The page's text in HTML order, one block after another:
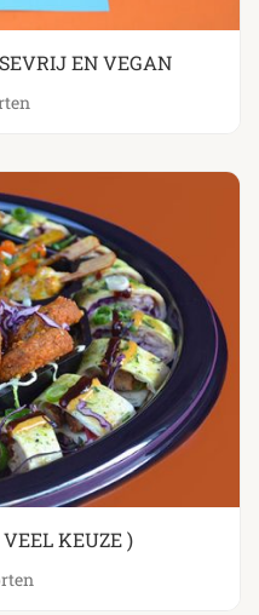
EN VEGAN
KEUZE )